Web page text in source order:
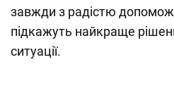
завжди з радістю
підкажуть найкраще
ситуації.